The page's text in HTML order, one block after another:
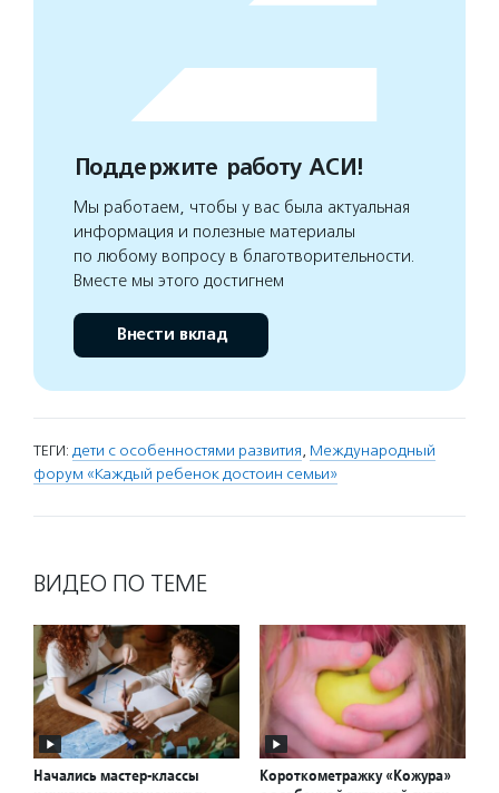
Поддержите работу АСИ!
Мы работаем, чтобы у вас была актуальная
информация и полезные материалы
по любому вопросу в благотворительности.
Вместе мы этого достигнем
Внести вклад
ТЕГИ: дети с особенностями развития, Международный
форум «Каждый ребенок достоин семьи»
ВИДЕО ПО ТЕМЕ
Начались мастер-классы
Короткометражку «Кожура»